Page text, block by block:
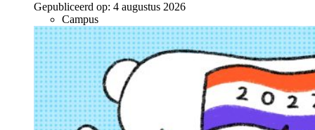
Gepubliceerd op: 4 augustus 2026
Campus